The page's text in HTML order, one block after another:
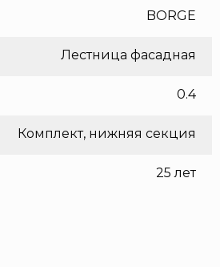
BORGE
Лестница фасадная
0.4
Комплект, нижняя секция
25 лет